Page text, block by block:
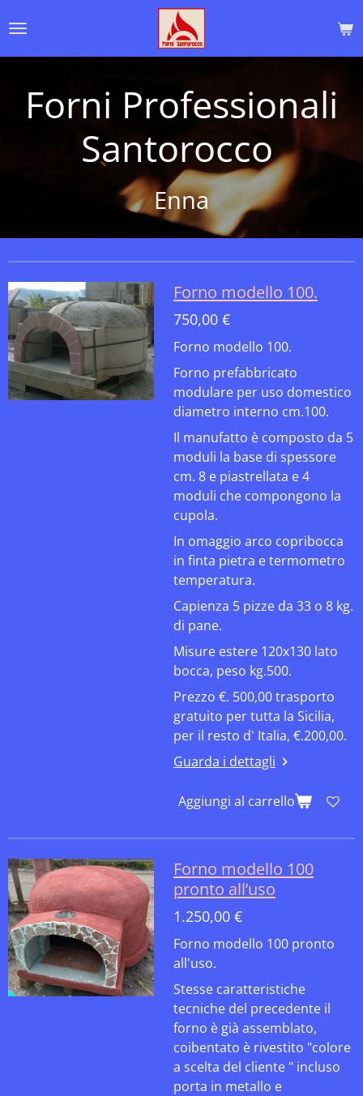
al
contenuto
Forni Professionali
Santorocco
Enna
Forno modello 100.
750,00 €
Forno modello 100.
Forno prefabbricato
modulare per uso domestico
diametro interno cm.100.
Il manufatto è composto da 5
moduli la base di spessore
cm. 8 e piastrellata e 4
moduli che compongono la
cupola.
In omaggio arco copribocca
in finta pietra e termometro
temperatura.
Capienza 5 pizze da 33 o 8 kg.
di pane.
Misure estere 120x130 lato
bocca, peso kg.500.
Prezzo €. 500,00 trasporto
gratuito per tutta la Sicilia,
per il resto d' Italia, €.200,00.
Guarda i dettagli
Aggiungi al carrello
Forno modello 100
pronto all’uso
1.250,00 €
Forno modello 100 pronto
all'uso.
Stesse caratteristiche
tecniche del precedente il
forno è già assemblato,
coibentato è rivestito "colore
a scelta del cliente " incluso
porta in metallo e